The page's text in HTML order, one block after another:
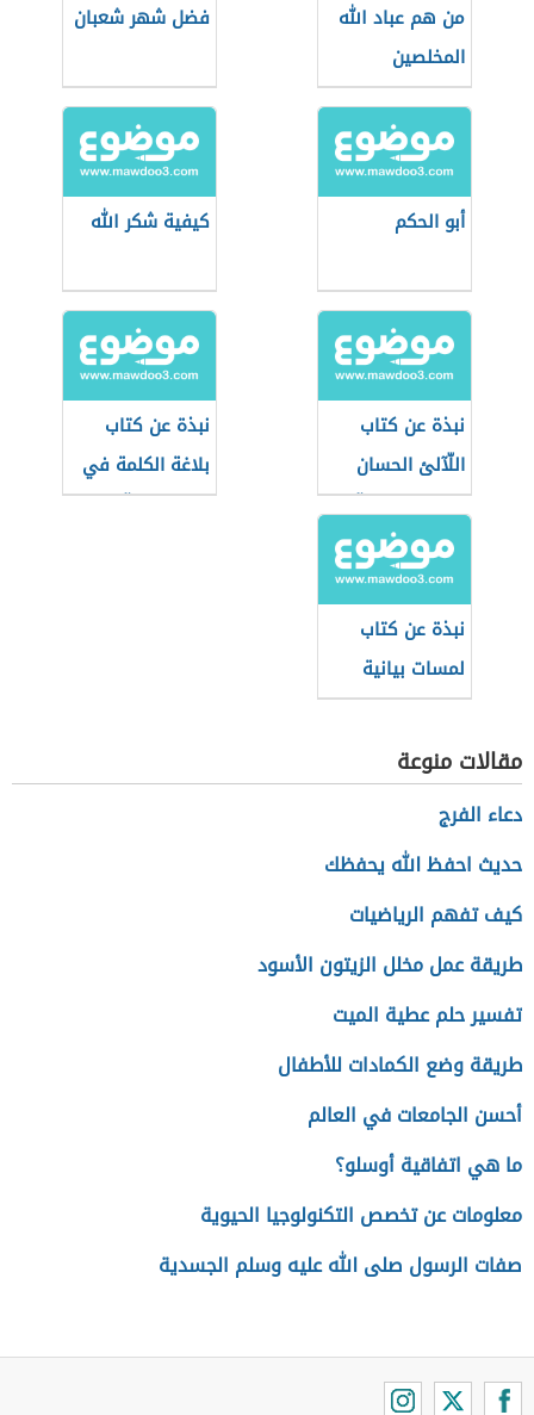
من هم عباد الله
المخلصين
فضل شهر شعبان
أبو الحكم كيفية شكر الله
نبذة عن كتاب
اللّآلئ الحسان
في علوم القرآن
نبذة عن كتاب
بلاغة الكلمة في
التعبير القرآني
نبذة عن كتاب
لمسات بيانية
لفاضل السامرائي
مقالات منوعة
دعاء الفرج
حديث احفظ الله يحفظك
كيف تفهم الرياضيات
طريقة عمل مخلل الزيتون الأسود
تفسير حلم عطية الميت
طريقة وضع الكمادات للأطفال
أحسن الجامعات في العالم
ما هي اتفاقية أوسلو؟
معلومات عن تخصص التكنولوجيا الحيوية
صفات الرسول صلى الله عليه وسلم الجسدية